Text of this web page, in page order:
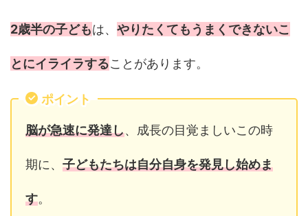
2歳半の子どもは、 やりたくてもうまくできないこ
とにイライラすることがあります。
ポイント
脳が急速に発達し、成長の目覚ましいこの時
期に、 子どもたちは自分自身を発見し始めま
す。